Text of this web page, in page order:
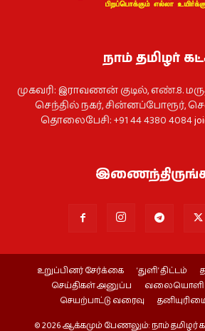
நாம் தமிழர்
முகவரி: இராவணன் குடில், எண்.8.
செந்தில் நகர், சின்னப்போரூர்,
தொலைபேசி: +91 44 4380 4084
உறுப்பினர் சேர்க்கை ‘துளி’ திட்டம்
செய்திகள் அனுப்ப
வலையொளி
செயற்பாட்டு வரைவு
© 2026 ஆக்கமும் பேணலும்: நாம் தமிழர்